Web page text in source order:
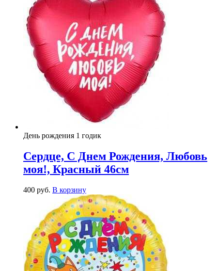
День рождения 1 годик
Сердце, С Днем Рождения, Любовь
моя!, Красный 46см
400 руб. В корзину